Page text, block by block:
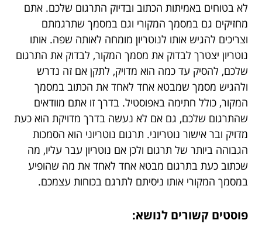
לא בטוחים באמיתות הכתוב ובדיוק התרגום שלכם. אתם
מחזיקים גם במסמך המקורי וגם במסמך שתרגמתם
וצריכים להגיש אותו לנוטריון מומחה לאותה שפה. אותו
נוטריון יצטרך לבדוק את מסמך המקור, לבדוק את התרגום
שלכם, להסיק עד כמה הוא מדויק, לתקן אם זה נדרש
ולהגיש מסמך שמבטא אחד לאחד את הכתוב במסמך
המקור, כולל חתימה באפוסטיל. בדרך זו אתם מוודאים
שהתרגום שלכם, גם אם לא נעשה בדרך מדויקת הוא כעת
מדויק ובר אישור נוטריוני. תרגום נוטריוני הוא הסמכות
הגבוהה ביותר של תרגום ולכן אם נוטריון עבר עליו, מה
שכתוב כעת בתרגום מבטא אחד לאחד את מה שהופיע
במסמך המקורי אותו ניסיתם לתרגם בכוחות עצמכם.
פוסטים קשורים לנושא: